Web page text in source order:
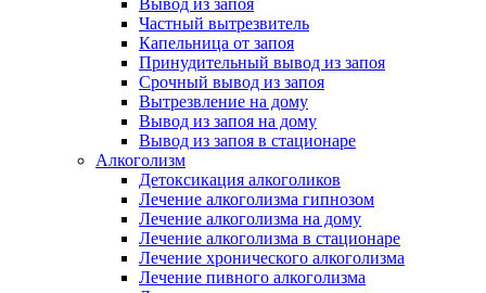
Вывод из запоя
Частный вытрезвитель
Капельница от запоя
Принудительный вывод из запоя
Срочный вывод из запоя
Вытрезвление на дому
Вывод из запоя на дому
Вывод из запоя в стационаре
Алкоголизм
Детоксикация алкоголиков
Лечение алкоголизма гипнозом
Лечение алкоголизма на дому
Лечение алкоголизма в стационаре
Лечение хронического алкоголизма
Лечение пивного алкоголизма